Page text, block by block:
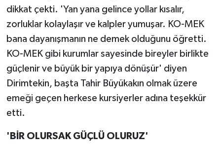
dikkat çekti. 'Yan yana gelince yollar kısalır,
zorluklar kolaylaşır ve kalpler yumuşar. KO-MEK
bana dayanışmanın ne demek olduğunu öğretti.
KO-MEK gibi kurumlar sayesinde bireyler birlikte
güçlenir ve büyük bir yapıya dönüşür' diyen
Dirimtekin, başta Tahir Büyükakın olmak üzere
emeği geçen herkese kursiyerler adına teşekkür
etti.
'BİR OLURSAK GÜÇLÜ OLURUZ'